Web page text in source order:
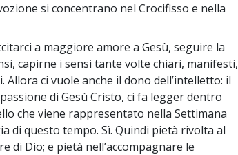
si concentrano nel Crocifisso e nella
a maggiore amore a Gesù, seguire la
capirne i sensi tante volte chiari, manifesti,
ci vuole anche il dono dell’intelletto: il
di Gesù Cristo, ci fa legger dentro
che viene rappresentato nella Settimana
di questo tempo. Sì. Quindi pietà rivolta al
di Dio; e pietà nell’accompagnare le